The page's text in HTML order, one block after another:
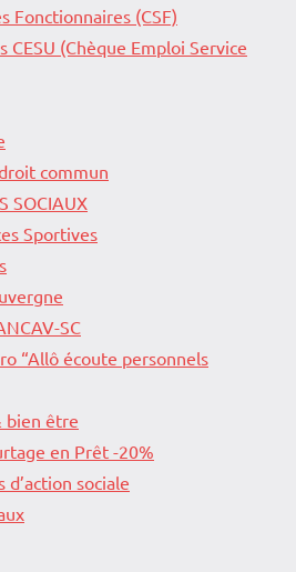
Fonctionnaires (CSF)
CESU (Chèque Emploi Service
commun
SOCIAUX
Sportives
SC
“Allô écoute personnels
bien être
en Prêt -20%
sociale